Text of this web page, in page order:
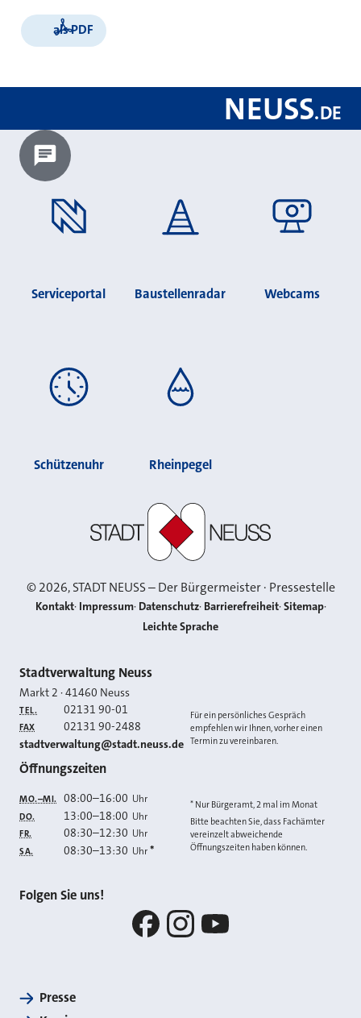
als PDF
NEUSS.DE
Chatbot laden?
Serviceportal Baustellenradar Webcams
Schützenuhr Rheinpegel
©2026, STADT NEUSS – Der Bürgermeister · Pressestelle
Kontakt Impressum Datenschutz Barrierefreiheit Sitemap
Leichte Sprache
Kontakt
Stadtverwaltung Neuss
Markt 2 ·41460 Neuss
TEL. 02131 90-01
FAX 02131 90-2488
E-MAIL
stadtverwaltung@stadt.neuss.de
Für ein persönliches Gespräch
empfehlen wir Ihnen, vorher einen
Termin zu vereinbaren.
Öffnungszeiten
MO.–MI. 08:00–16:00 Uhr
DO. 13:00–18:00 Uhr
FR. 08:30–12:30 Uhr
SA. 08:30–13:30 Uhr *
* Nur Bürgeramt, 2 mal im Monat
Bitte beachten Sie, dass Fachämter
vereinzelt abweichende
Öffnungszeiten haben können.
Folgen Sie uns!
Presse